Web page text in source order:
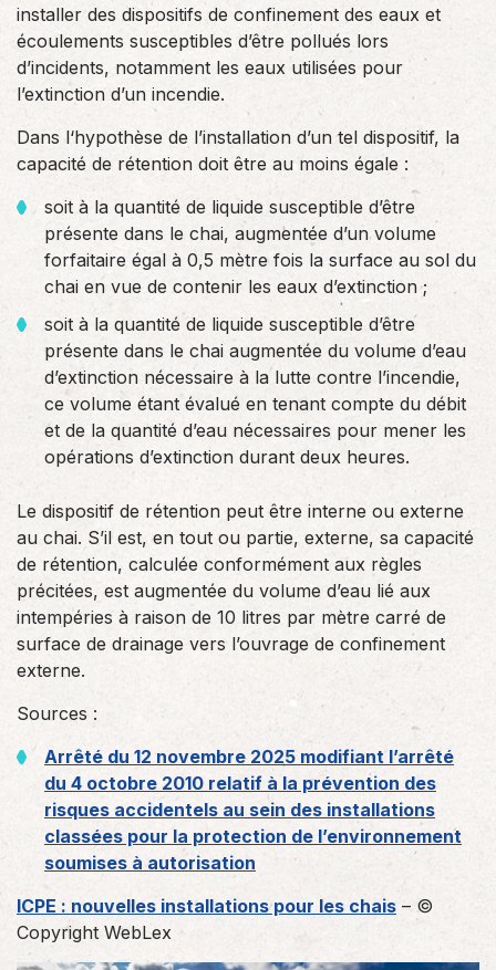
installer des dispositifs de confinement des eaux et
écoulements susceptibles d’être pollués lors
d’incidents, notamment les eaux utilisées pour
l’extinction d’un incendie.
Dans l‘hypothèse de l’installation d’un tel dispositif, la
capacité de rétention doit être au moins égale :
soit à la quantité de liquide susceptible d’être
présente dans le chai, augmentée d’un volume
forfaitaire égal à 0,5 mètre fois la surface au sol du
chai en vue de contenir les eaux d’extinction ;
soit à la quantité de liquide susceptible d’être
présente dans le chai augmentée du volume d’eau
d’extinction nécessaire à la lutte contre l’incendie,
ce volume étant évalué en tenant compte du débit
et de la quantité d’eau nécessaires pour mener les
opérations d’extinction durant deux heures.
Le dispositif de rétention peut être interne ou externe
au chai. S’il est, en tout ou partie, externe, sa capacité
de rétention, calculée conformément aux règles
précitées, est augmentée du volume d’eau lié aux
intempéries à raison de 10 litres par mètre carré de
surface de drainage vers l’ouvrage de confinement
externe.
Sources :
Arrêté du 12 novembre 2025 modifiant l’arrêté
du 4 octobre 2010 relatif à la prévention des
risques accidentels au sein des installations
classées pour la protection de l’environnement
soumises à autorisation
ICPE : nouvelles installations pour les chais – ©
Copyright WebLex